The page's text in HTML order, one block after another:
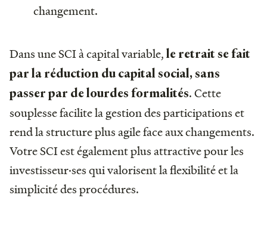
changement.
Dans une SCI à capital variable, le retrait se fait
par la réduction du capital social, sans
passer par de lourdes formalités. Cette
souplesse facilite la gestion des participations et
rend la structure plus agile face aux changements.
Votre SCI est également plus attractive pour les
investisseur·ses qui valorisent la flexibilité et la
simplicité des procédures.